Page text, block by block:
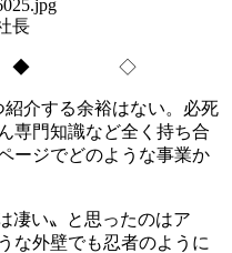
長
◇
介する余裕はない。必死
専門知識など全く持ち合
ージでどのような事業か
凄い〟と思ったのはア
な外壁でも忍者のように